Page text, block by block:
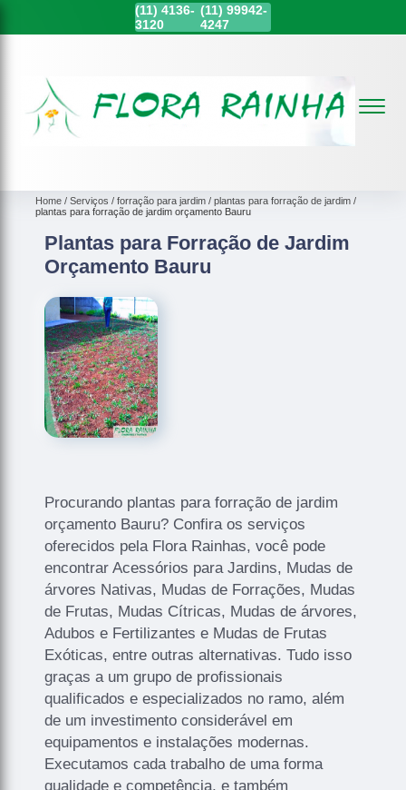
(11) 4136-
3120
(11)99942-
4247
Home Serviços forração para jardim
plantas para forração de jardim
plantas para forração de jardim orçamento Bauru
Plantas para Forração de Jardim
Orçamento Bauru
Procurando plantas para forração de jardim
orçamento Bauru? Confira os serviços
oferecidos pela Flora Rainhas, você pode
encontrar Acessórios para Jardins, Mudas de
árvores Nativas, Mudas de Forrações, Mudas
de Frutas, Mudas Cítricas, Mudas de árvores,
Adubos e Fertilizantes e Mudas de Frutas
Exóticas, entre outras alternativas. Tudo isso
graças a um grupo de profissionais
qualificados e especializados no ramo, além
de um investimento considerável em
equipamentos e instalações modernas.
Executamos cada trabalho de uma forma
qualidade e competência, e também